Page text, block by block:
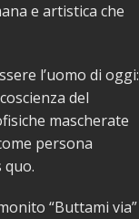
e artistica che
l’uomo di oggi:
del
mascherate
persona
quo.
“Buttami via”